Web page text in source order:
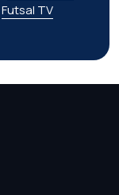
Futsal TV